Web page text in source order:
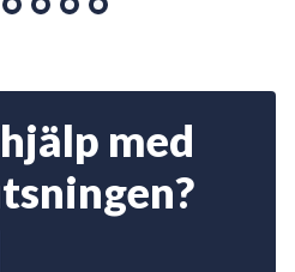
intresse. Målet för…
med